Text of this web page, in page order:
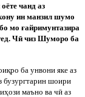
чанд аз
ин манзил шумо
мо ғайримунтазира
Чӣ чиз Шуморо ба
ба унвони яке аз
бузургтарин шоири
маъно ва чӣ аз